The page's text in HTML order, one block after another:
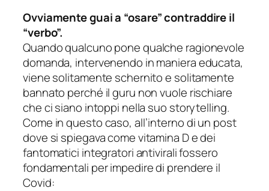
Ovviamente guai a “osare” contraddire il
“verbo”.
Quando qualcuno pone qualche ragionevole
domanda, intervenendo in maniera educata,
viene solitamente schernito e solitamente
bannato perché il guru non vuole rischiare
che ci siano intoppi nella suo storytelling.
Come in questo caso, all’interno di un post
dove si spiegava come vitamina D e dei
fantomatici integratori antivirali fossero
fondamentali per impedire di prendere il
Covid: